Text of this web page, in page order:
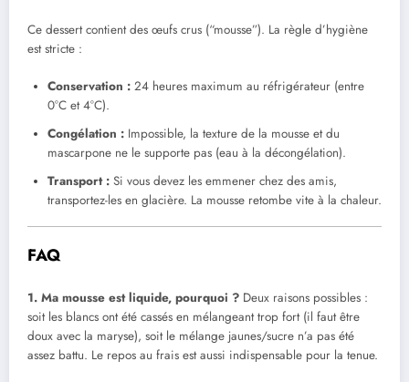
Ce dessert contient des œufs crus (“mousse”). La règle d’hygiène
est stricte :
Conservation : 24 heures maximum au réfrigérateur (entre
0°C et 4°C).
Congélation : Impossible, la texture de la mousse et du
mascarpone ne le supporte pas (eau à la décongélation).
Transport : Si vous devez les emmener chez des amis,
transportez-les en glacière. La mousse retombe vite à la chaleur.
FAQ
1. Ma mousse est liquide, pourquoi ? Deux raisons possibles :
soit les blancs ont été cassés en mélangeant trop fort (il faut être
doux avec la maryse), soit le mélange jaunes/sucre n’a pas été
assez battu. Le repos au frais est aussi indispensable pour la tenue.